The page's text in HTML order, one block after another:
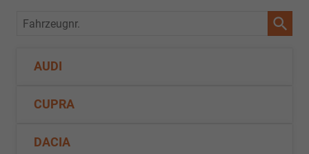
Fahrzeugnr.
AUDI
CUPRA
DACIA